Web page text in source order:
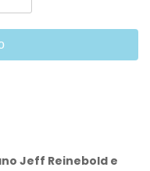
Jeff Reinebold e